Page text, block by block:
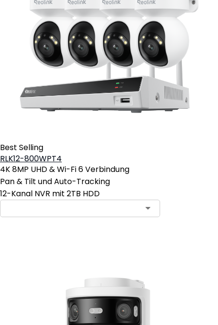
Best Selling
RLK12-800WPT4
4K 8MP UHD & Wi-Fi 6 Verbindung
Pan & Tilt und Auto-Tracking
12-Kanal NVR mit 2TB HDD